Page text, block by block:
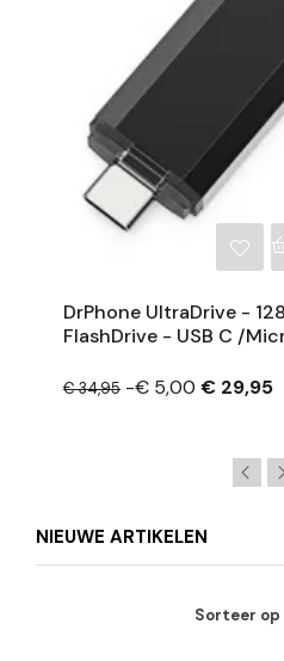
DrPhone UltraDrive -
FlashDrive - USB C /
€ 34,95 -€ 5,00 € 29,95
NIEUWE ARTIKELEN
Sorteer op